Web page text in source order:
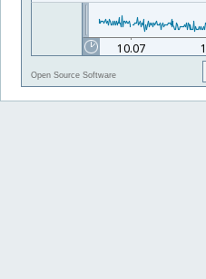
Open Source Software